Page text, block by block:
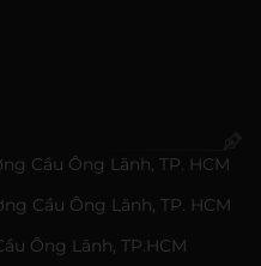
Cầu Ông Lãnh, TP. HCM
Cầu Ông Lãnh, TP. HCM
Ông Lãnh, TP.HCM